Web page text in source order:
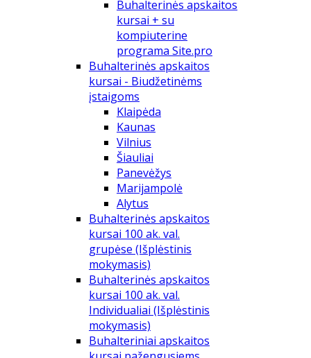
Buhalterinės apskaitos
kursai + su
kompiuterine
programa Site.pro
Buhalterinės apskaitos
kursai - Biudžetinėms
įstaigoms
Klaipėda
Kaunas
Vilnius
Šiauliai
Panevėžys
Marijampolė
Alytus
Buhalterinės apskaitos
kursai 100 ak. val.
grupėse (Išplėstinis
mokymasis)
Buhalterinės apskaitos
kursai 100 ak. val.
Individualiai (Išplėstinis
mokymasis)
Buhalteriniai apskaitos